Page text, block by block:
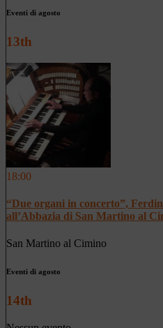
Eventi di agosto
13th
18:00
“Due organi in concerto”,
all’Abbazia di San Martino al
San Martino al Cimino
Eventi di agosto
14th